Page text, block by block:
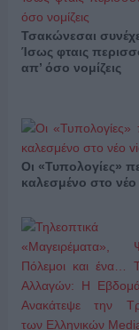
Τσακώνεσαι
Ίσως φταις
απ’ όσο νομίζεις
Οι «Τυπολογίες»
καλεσμένο στο